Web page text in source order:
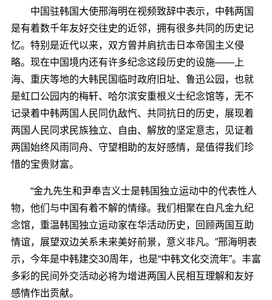
中国驻韩国大使邢海明在视频致辞中表示，中韩两国
是有着数千年友好交往史的近邻，拥有很多共同的历史记
忆。特别是近代以来，双方曾并肩抗击日本帝国主义侵
略。现在中国境内还有许多纪念这段历史的设施――上
海、重庆等地的大韩民国临时政府旧址、鲁迅公园，也就
是虹口公园内的梅轩、哈尔滨安重根义士纪念馆等，无不
记录着中韩两国人民同仇敌忾、共同抗日的历史，展现着
两国人民同求民族独立、自由、解放的坚定意志，见证着
两国始终风雨同舟、守望相助的友好感情，是值得我们珍
惜的宝贵财富。
“金九先生和尹奉吉义士是韩国独立运动中的代表性人
物，他们与中国有着不解的情缘。我们相聚在白凡金九纪
念馆，重温韩国独立运动家在华活动历史，回顾两国互助
情谊，展望双边关系未来美好前景，意义非凡。”邢海明表
示，今年是中韩建交30周年，也是“中韩文化交流年”。丰富
多彩的民间外交活动必将为增进两国人民相互理解和友好
感情作出贡献。